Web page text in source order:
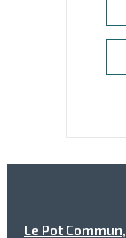
Le Pot Commun